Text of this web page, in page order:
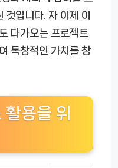
것입니다. 자 이제 이
다가오는 프로젝트
독창적인 가치를 창
용을 위